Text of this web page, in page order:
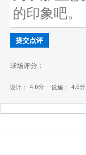
提交点评
球场评分：
设计： 4.6分 设施： 4.6分